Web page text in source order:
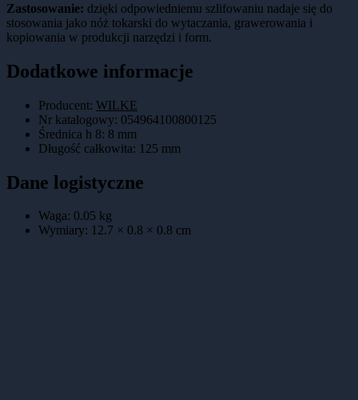
Zastosowanie: dzięki odpowiedniemu szlifowaniu nadaje się do
stosowania jako nóż tokarski do wytaczania, grawerowania i
kopiowania w produkcji narzędzi i form.
Dodatkowe informacje
Producent: WILKE
Nr katalogowy: 054964100800125
Średnica h 8: 8 mm
Długość całkowita: 125 mm
Dane logistyczne
Waga: 0.05 kg
Wymiary: 12.7 × 0.8 × 0.8 cm